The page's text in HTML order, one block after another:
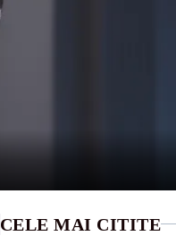
CELE MAI CITITE